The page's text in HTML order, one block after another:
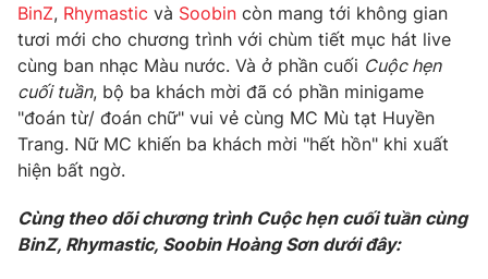
BinZ, Rhymastic và Soobin còn mang tới không gian
tươi mới cho chương trình với chùm tiết mục hát live
cùng ban nhạc Màu nước. Và ở phần cuối Cuộc hẹn
cuối tuần, bộ ba khách mời đã có phần minigame
"đoán từ/ đoán chữ" vui vẻ cùng MC Mù tạt Huyền
Trang. Nữ MC khiến ba khách mời "hết hồn" khi xuất
hiện bất ngờ.
Cùng theo dõi chương trình Cuộc hẹn cuối tuần cùng
BinZ, Rhymastic, Soobin Hoàng Sơn dưới đây: